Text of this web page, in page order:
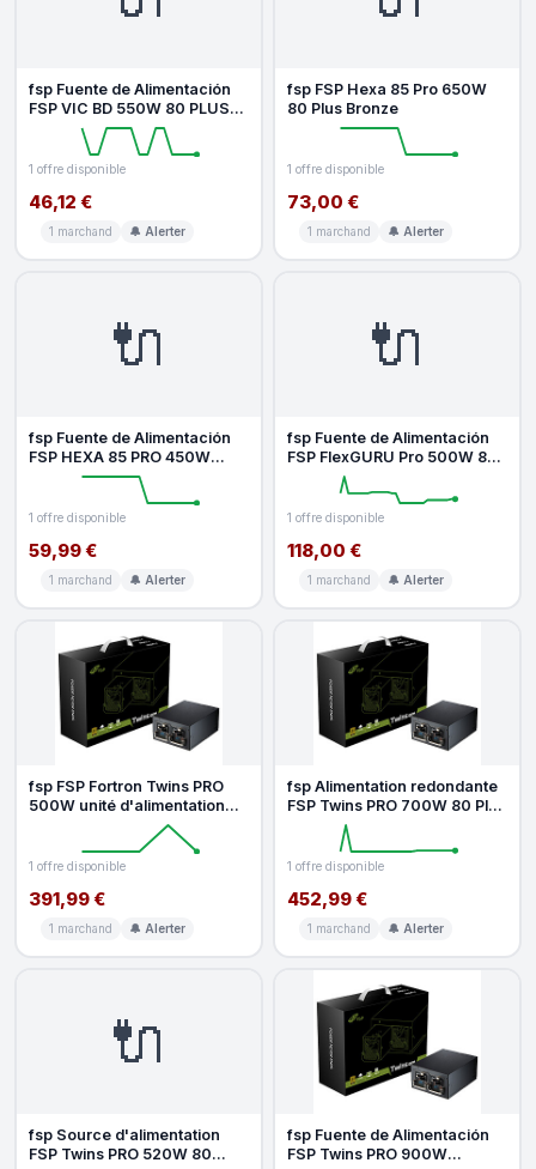
fsp Fuente de Alimentación
FSP VIC BD 550W 80 PLUS
Bronze ATX3.1
refroidissement
1 offre disponible
46,12 €
1 marchand 🔔 Alerter
fsp FSP Hexa 85 Pro 650W
80 Plus Bronze
1 offre disponible
73,00 €
1 marchand 🔔 Alerter
🔌
fsp Fuente de Alimentación
FSP HEXA 85 PRO 450W
Certificación 80 PLUS Bronze
1 offre disponible
59,99 €
1 marchand 🔔 Alerter
🔌
fsp Fuente de Alimentación
FSP FlexGURU Pro 500W 80
PLUS Gold Non Modulaire 1U
1 offre disponible
118,00 €
1 marchand 🔔 Alerter
fsp FSP Fortron Twins PRO
500W unité d'alimentation
d'énergie 20 4 pin ATX PS 2
1 offre disponible
391,99 €
1 marchand 🔔 Alerter
fsp Alimentation redondante
FSP Twins PRO 700W 80 Plus
1 offre disponible
452,99 €
1 marchand 🔔 Alerter
🔌
fsp Source d'alimentation
FSP Twins PRO 520W 80
fsp Fuente de Alimentación
FSP Twins PRO 900W